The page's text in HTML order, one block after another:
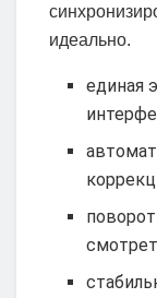
идеально.
единая